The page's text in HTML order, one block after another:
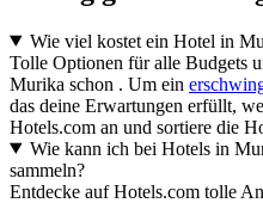
Wie viel kostet ein Hotel in
Tolle Optionen für alle Budgets
Murika schon . Um ein
das deine Erwartungen erfüllt,
Hotels.com an und sortiere die
Wie kann ich bei Hotels in
sammeln?
Entdecke auf Hotels.com tolle